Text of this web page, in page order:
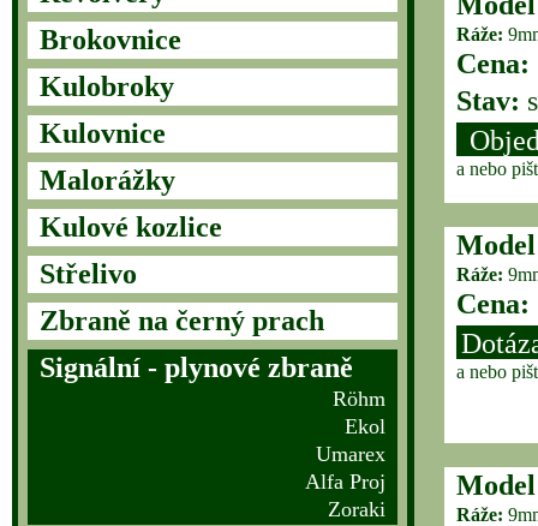
Brokovnice
Kulobroky
Kulovnice
Malorážky
Kulové kozlice
Střelivo
Zbraně na černý prach
Signální - plynové zbraně
Röhm
Ekol
Umarex
Alfa Proj
Zoraki
Ráže:
Cena:
Stav:
a nebo
Ráže:
Cena:
a nebo
Ráže: